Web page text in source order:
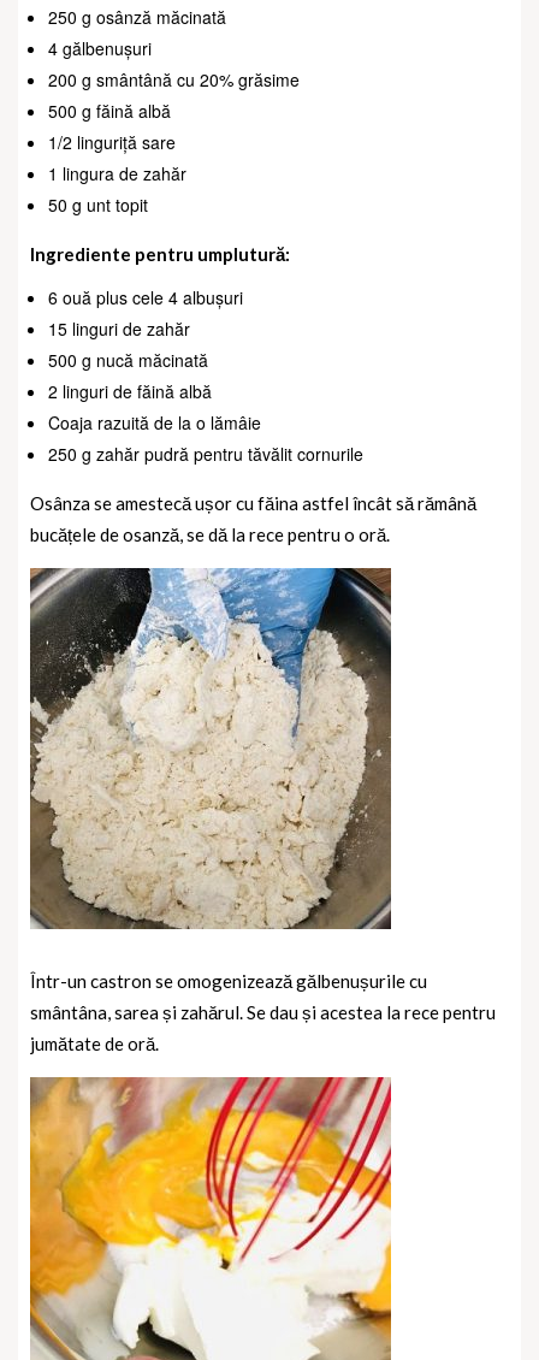
250 g osânză măcinată
4 gălbenușuri
200 g smântână cu 20% grăsime
500 g făină albă
1/2 linguriță sare
1 lingura de zahăr
50 g unt topit
Ingrediente pentru umplutură:
6 ouă plus cele 4 albușuri
15 linguri de zahăr
500 g nucă măcinată
2 linguri de făină albă
Coaja razuită de la o lămâie
250 g zahăr pudră pentru tăvălit cornurile
Osânza se amestecă ușor cu făina astfel încât să rămână
bucățele de osanză, se dă la rece pentru o oră.
Într-un castron se omogenizează gălbenușurile cu
smântâna, sarea și zahărul. Se dau și acestea la rece pentru
jumătate de oră.